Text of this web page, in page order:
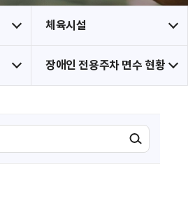
체육시설
장애인 전용주차 면수 현황
검색실행